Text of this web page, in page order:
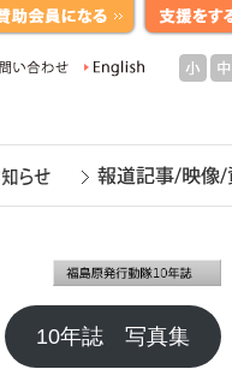
小 中
10年誌 写真集